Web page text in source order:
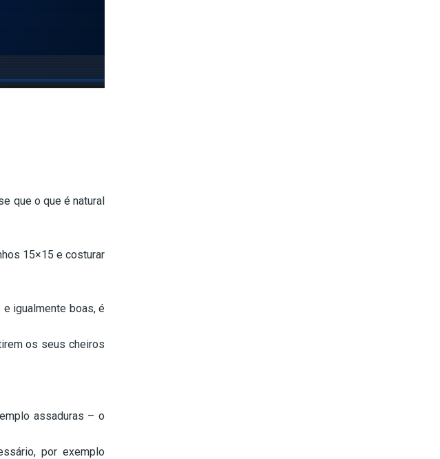
que o que é natural
15×15 e costurar
igualmente boas, é
os seus cheiros
assaduras – o
por exemplo